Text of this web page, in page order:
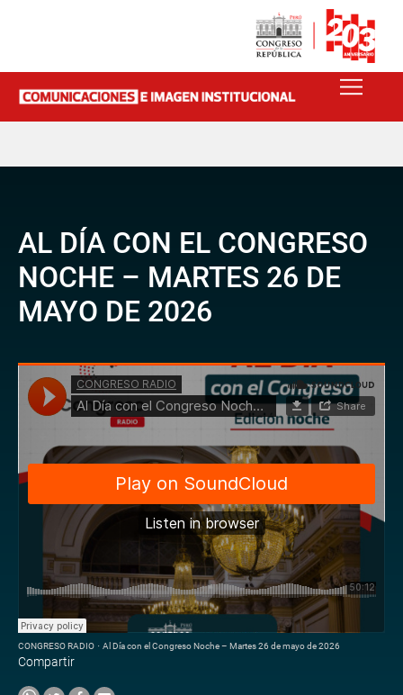
AL DÍA CON EL CONGRESO
NOCHE – MARTES 26 DE
MAYO DE 2026
CONGRESO RADIO · Al Día con el Congreso Noche – Martes 26 de mayo de 2026
Compartir